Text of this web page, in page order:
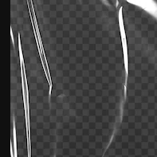
Schriftarten
Die kreative
Arbeit zu
Abonnenten
Agenturen und
Deutsch